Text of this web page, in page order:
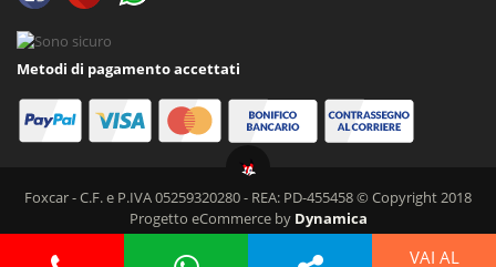
Metodi di pagamento accettati
Foxcar - C.F. e P.IVA 05259320280 - REA: PD-455458 © Copyright 2018
Progetto eCommerce by Dynamica
VAI AL